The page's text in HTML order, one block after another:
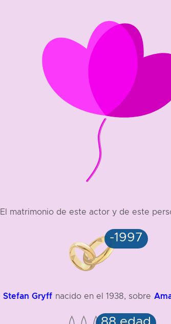
El matrimonio de este actor y de este
Stefan Gryff nacido en el 1938, sobre